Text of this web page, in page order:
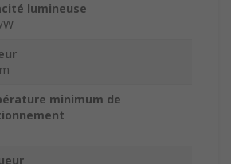
lumineuse
W
minimum de